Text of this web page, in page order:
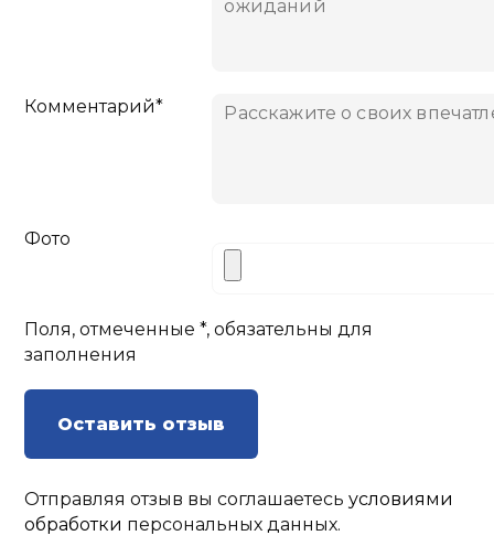
Комментарий*
Фото
Поля, отмеченные *, обязательны для
заполнения
Оставить отзыв
Отправляя отзыв вы соглашаетесьусловиями
обработки персональных данных.